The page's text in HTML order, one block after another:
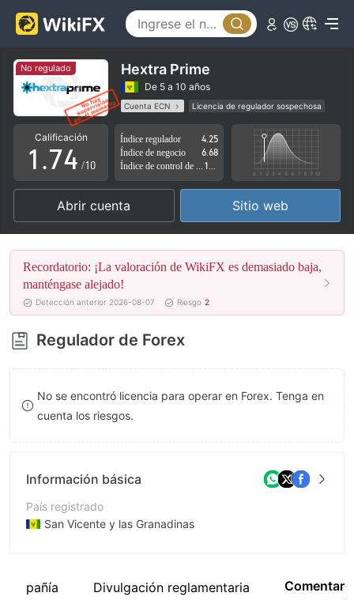
No regulado Hextra Prime
De 5 a 10 años
Cuenta ECN
Licencia de regulador sospechosa
Zona de negocio sospechoso
Riesgo potencial alto
Calificación
0
1
2
3
4
5
6
7
8
9
.
3
4
5
6
7
8
9
0
1
2
3
4
5
6
7
8
9
/10
Índice regulador
4.25
Índice de negocio
6.68
Abrir cuenta Sitio web
Recordatorio: ¡La valoración de WikiFX es demasiado baja,
manténgase alejado!
Detección anterior 2026-08-07 Riesgo 2
Regulador de Forex
No se encontró licencia para operar en Forex. Tenga en
cuenta los riesgos.
Información básica
País registrado
San Vicente y las Granadinas
Empresa
Divulgación reglamentaria Comentar